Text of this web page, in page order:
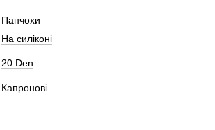
Панчохи
На силіконі
20 Den
Капронові